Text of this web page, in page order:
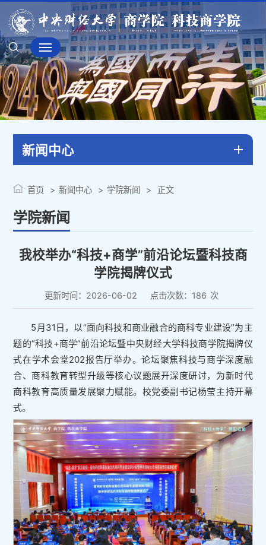
新闻中心
学院新闻
首页 新闻中心 学院新闻 正文
我校举办“科技+商学”前沿论坛暨科技商
学院揭牌仪式
更新时间：2026-06-02 点击次数： 186 次
5月31日，以“面向科技和商业融合的商科专业建设”为主
题的“科技+商学”前沿论坛暨中央财经大学科技商学院揭牌仪
式在学术会堂202报告厅举办。论坛聚焦科技与商学深度融
合、商科教育转型升级等核心议题展开深度研讨，为新时代
商科教育高质量发展聚力赋能。校党委副书记杨莹主持开幕
式。